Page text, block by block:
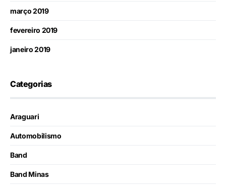
março 2019
fevereiro 2019
janeiro 2019
Categorias
Araguari
Automobilismo
Band
Band Minas